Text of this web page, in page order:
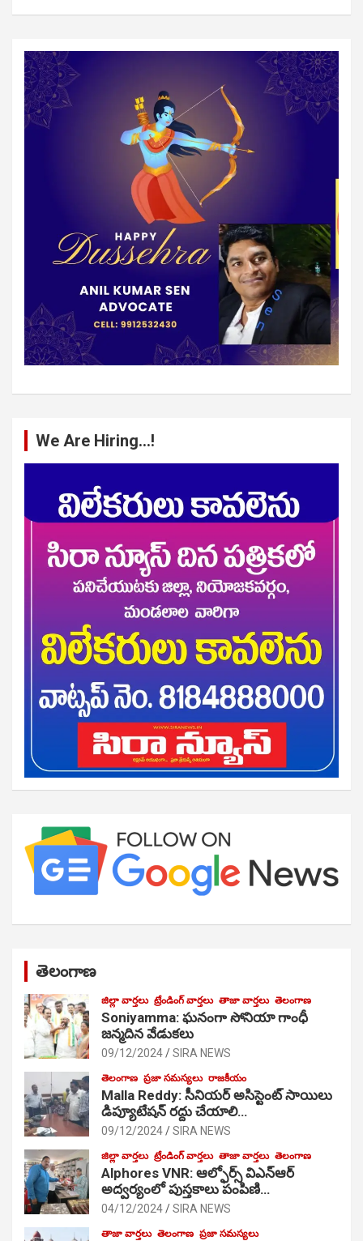
We Are Hiring…!
తెలంగాణ
జిల్లా వార్తలు ట్రేండింగ్ వార్తలు తాజా వార్తలు తెలంగాణ
Soniyamma: ఘ‌నంగా సోనియా గాంధీ
జ‌న్మ‌దిన వేడుక‌లు
09/12/2024 SIRA NEWS
తెలంగాణ ప్రజా సమస్యలు రాజకీయం
Malla Reddy: సీనియర్ అసిస్టెంట్ సాయిలు
డిప్యూటేషన్ రద్దు చేయాలి…
09/12/2024 SIRA NEWS
జిల్లా వార్తలు ట్రేండింగ్ వార్తలు తాజా వార్తలు తెలంగాణ
Alphores VNR: ఆల్ఫోర్స్ విఎన్ఆర్
అద్వర్యంలో పుస్తకాలు పంపిణి…
04/12/2024 SIRA NEWS
తాజా వార్తలు తెలంగాణ ప్రజా సమస్యలు